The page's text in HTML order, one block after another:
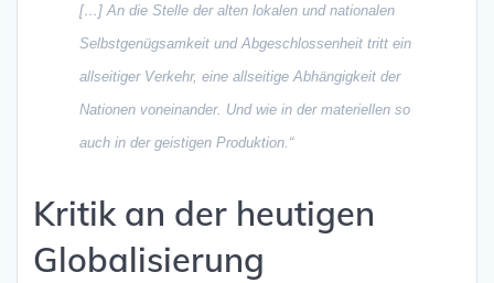
[…] An die Stelle der alten lokalen und nationalen
Selbstgenügsamkeit und Abgeschlossenheit tritt ein
allseitiger Verkehr, eine allseitige Abhängigkeit der
Nationen voneinander. Und wie in der materiellen so
auch in der geistigen Produktion.“
Kritik an der heutigen
Globalisierung